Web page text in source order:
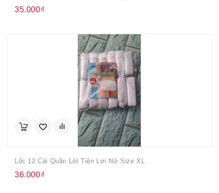
35.000₫
Lốc 12 Cái Quần Lót Tiện Lợi Nữ Size XL
36.000₫